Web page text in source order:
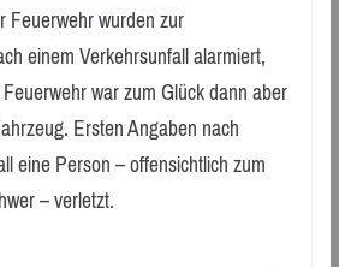
Feuerwehr wurden zur
einem Verkehrsunfall alarmiert,
war zum Glück dann aber
Ersten Angaben nach
eine Person – offensichtlich zum
– verletzt.